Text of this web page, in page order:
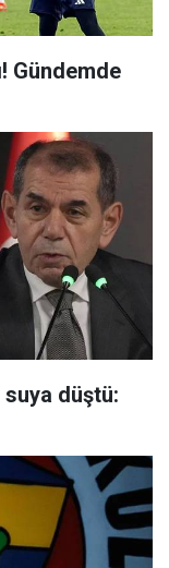
Gündemde
suya düştü: